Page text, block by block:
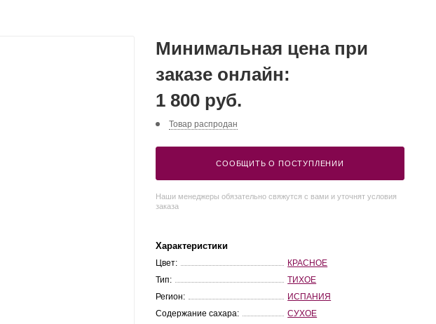
Минимальная цена при
заказе онлайн:
1 800 руб.
Товар распродан
СООБЩИТЬ О ПОСТУПЛЕНИИ
Наши менеджеры обязательно свяжутся с вами и уточнят условия
заказа
Характеристики
Цвет:
КРАСНОЕ
Тип:
ТИХОЕ
Регион:
ИСПАНИЯ
Содержание сахара:
СУХОЕ